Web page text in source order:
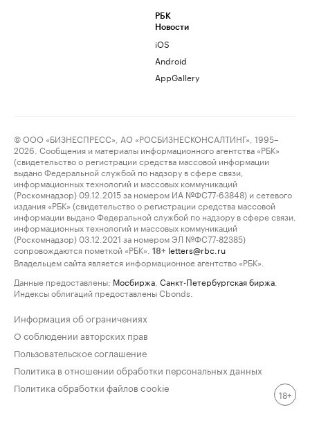
РБК
Новости
iOS
Android
AppGallery
© ООО «БИЗНЕСПРЕСС», АО «РОСБИЗНЕСКОНСАЛТИНГ», 1995–
2026. Сообщения и материалы информационного агентства «РБК»
(свидетельство о регистрации средства массовой информации
выдано Федеральной службой по надзору в сфере связи,
информационных технологий и массовых коммуникаций
(Роскомнадзор) 09.12.2015 за номером ИА №ФС77-63848) и сетевого
издания «РБК» (свидетельство о регистрации средства массовой
информации выдано Федеральной службой по надзору в сфере связи,
информационных технологий и массовых коммуникаций
(Роскомнадзор) 03.12.2021 за номером ЭЛ №ФС77-82385)
сопровождаются пометкой «РБК».
18+ letters@rbc.ru
Владельцем сайта является информационное агентство «РБК».
Данные предоставлены: Мосбиржа Санкт-Петербургская биржа
Индексы облигаций предоставлены Cbonds.
Информация об ограничениях
О соблюдении авторских прав
Пользовательское соглашение
Политика в отношении обработки персональных данных
Политика обработки файлов cookie
18+